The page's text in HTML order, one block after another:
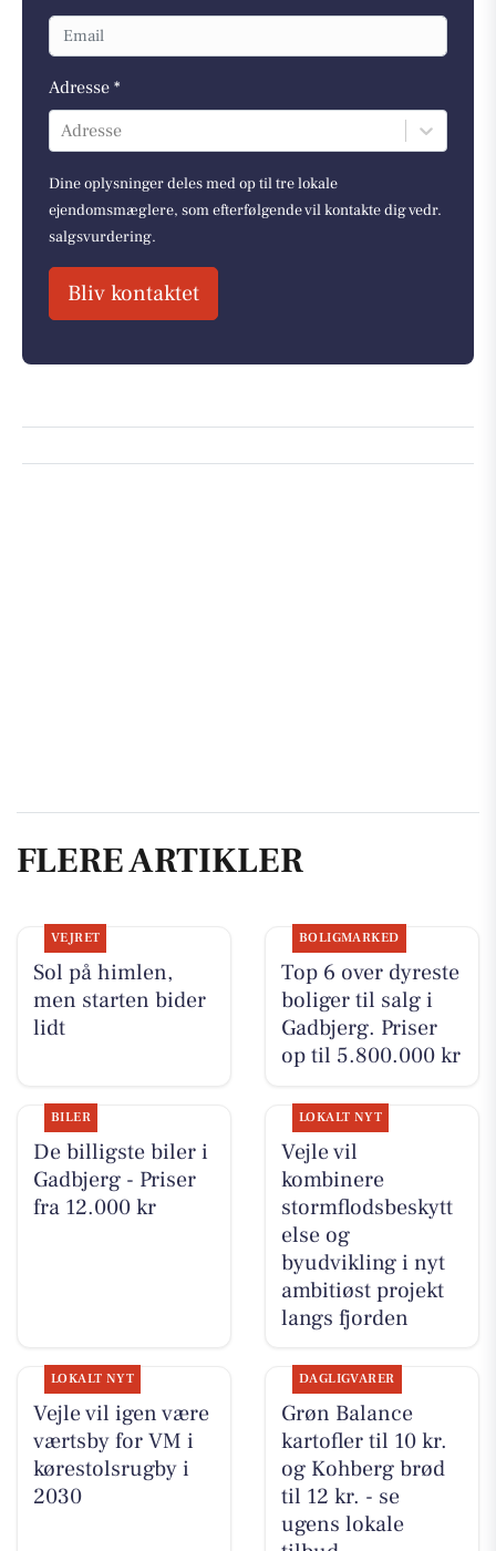
Adresse *
Adresse
Dine oplysninger deles med op til tre lokale
ejendomsmæglere, som efterfølgende vil kontakte dig vedr.
salgsvurdering.
Bliv kontaktet
FLERE ARTIKLER
VEJRET
Sol på himlen,
men starten bider
lidt
BOLIGMARKED
Top 6 over dyreste
boliger til salg i
Gadbjerg. Priser
op til 5.800.000 kr
BILER
De billigste biler i
Gadbjerg - Priser
fra 12.000 kr
LOKALT NYT
Vejle vil
kombinere
stormflodsbeskytt
else og
byudvikling i nyt
ambitiøst projekt
langs fjorden
LOKALT NYT
Vejle vil igen være
værtsby for VM i
kørestolsrugby i
2030
DAGLIGVARER
Grøn Balance
kartofler til 10 kr.
og Kohberg brød
til 12 kr. - se
ugens lokale